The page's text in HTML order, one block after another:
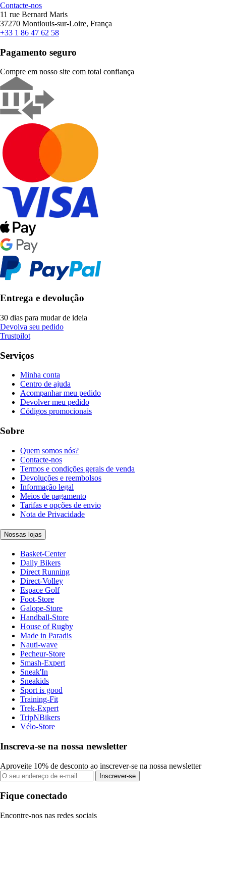
Contacte-nos
11 rue Bernard Maris
37270 Montlouis-sur-Loire, França
+33 1 86 47 62 58
Pagamento seguro
Compre em nosso site com total confiança
Entrega e devolução
30 dias para mudar de ideia
Devolva seu pedido
Trustpilot
Serviços
Minha conta
Centro de ajuda
Acompanhar meu pedido
Devolver meu pedido
Códigos promocionais
Sobre
Quem somos nós?
Contacte-nos
Termos e condições gerais de venda
Devoluções e reembolsos
Informação legal
Meios de pagamento
Tarifas e opções de envio
Nota de Privacidade
Nossas lojas
Basket-Center
Daily Bikers
Direct Running
Direct-Volley
Espace Golf
Foot-Store
Galope-Store
Handball-Store
House of Rugby
Made in Paradis
Nauti-wave
Pecheur-Store
Smash-Expert
Sneak'In
Sneakids
Sport is good
Training-Fit
Trek-Expert
TripNBikers
Vélo-Store
Inscreva-se na nossa newsletter
Aproveite 10% de desconto ao inscrever-se na nossa newsletter
Inscrever-se
Fique conectado
Encontre-nos nas redes sociais